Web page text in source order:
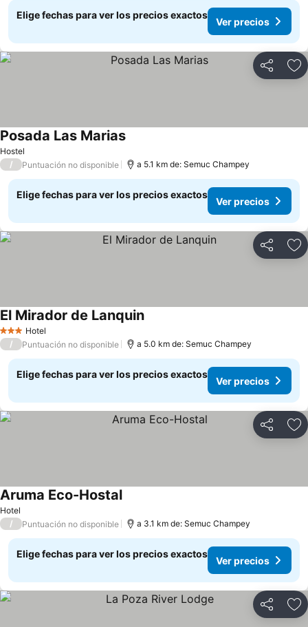
Elige fechas para ver los precios exactos
Ver precios
Compartir
Hostel
Posada Las MariasVer precios
/ Puntuación no disponible a 5.1 km de: Semuc Champey
Elige fechas para ver los precios exactos
Ver precios
Compartir
3 Estrellas
Hotel
El Mirador de LanquinVer precios
/ Puntuación no disponible a 5.0 km de: Semuc Champey
Elige fechas para ver los precios exactos
Ver precios
Compartir
Hotel
Aruma Eco-HostalVer precios
/ Puntuación no disponible a 3.1 km de: Semuc Champey
Elige fechas para ver los precios exactos
Ver precios
Compartir